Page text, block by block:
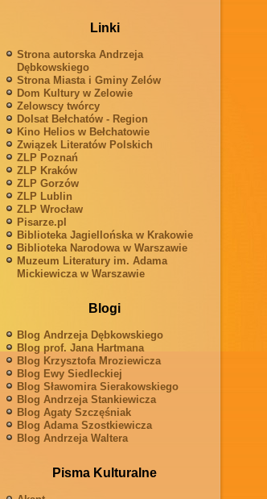
Linki
Strona autorska Andrzeja
Dębkowskiego
Strona Miasta i Gminy Zelów
Dom Kultury w Zelowie
Zelowscy twórcy
Dolsat Bełchatów - Region
Kino Helios w Bełchatowie
Związek Literatów Polskich
ZLP Poznań
ZLP Kraków
ZLP Gorzów
ZLP Lublin
ZLP Wrocław
Pisarze.pl
Biblioteka Jagiellońska w Krakowie
Biblioteka Narodowa w Warszawie
Muzeum Literatury im. Adama
Mickiewicza w Warszawie
Blogi
Blog Andrzeja Dębkowskiego
Blog prof. Jana Hartmana
Blog Krzysztofa Mroziewicza
Blog Ewy Siedleckiej
Blog Sławomira Sierakowskiego
Blog Andrzeja Stankiewicza
Blog Agaty Szczęśniak
Blog Adama Szostkiewicza
Blog Andrzeja Waltera
Pisma Kulturalne